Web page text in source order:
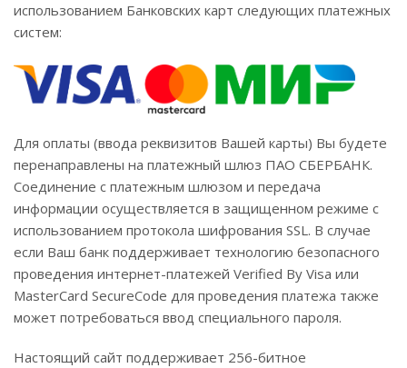
использованием Банковских карт следующих платежных
систем:
Для оплаты (ввода реквизитов Вашей карты) Вы будете
перенаправлены на платежный шлюз ПАО СБЕРБАНК.
Соединение с платежным шлюзом и передача
информации осуществляется в защищенном режиме с
использованием протокола шифрования SSL. В случае
если Ваш банк поддерживает технологию безопасного
проведения интернет-платежей Verified By Visa или
MasterCard SecureCode для проведения платежа также
может потребоваться ввод специального пароля.
Настоящий сайт поддерживает 256-битное